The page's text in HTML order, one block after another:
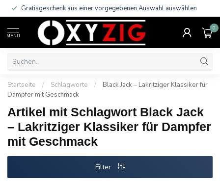
Gratisgeschenk aus einer vorgegebenen Auswahl auswählen
MENU
0
Startseite / Schlagworte /
Black Jack – Lakritziger Klassiker für
Dampfer mit Geschmack
Artikel mit Schlagwort Black Jack
– Lakritziger Klassiker für Dampfer
mit Geschmack
Filter